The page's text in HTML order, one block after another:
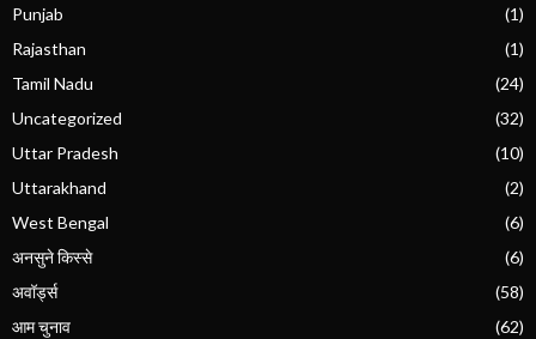
Punjab
(1)
Rajasthan
(1)
Tamil Nadu
(24)
Uncategorized
(32)
Uttar Pradesh
(10)
Uttarakhand
(2)
West Bengal
(6)
अनसुने किस्से
(6)
अवॉर्ड्स
(58)
आम चुनाव
(62)